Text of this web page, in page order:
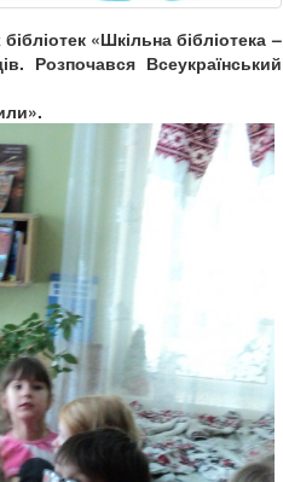
«Шкільна бібліотека –
Розпочався Всеукраїнський